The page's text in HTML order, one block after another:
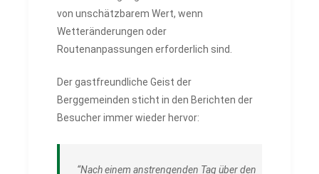
von unschätzbarem Wert, wenn
Wetteränderungen oder
Routenanpassungen erforderlich sind.
Der gastfreundliche Geist der
Berggemeinden sticht in den Berichten der
Besucher immer wieder hervor:
“Nach einem anstrengenden Tag über den